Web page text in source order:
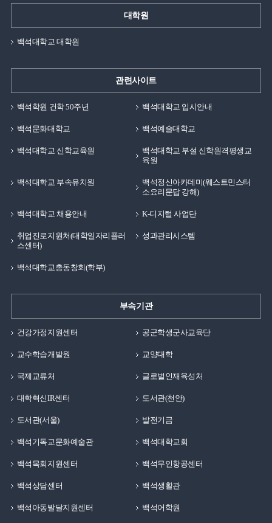
대학원
백석대학교 대학원
관련사이트
백석학원 건학 50주년 백석대학교 입시안내
백석문화대학교 백석예술대학교
백석대학교 신학교육원
백석대학교 부설 신학원격평생교
육원
백석대학교 부속유치원
백석정신아카데미(웨스트민스터
소요리문답 강해)
백석대학교 채용안내 K-디지털 사업단
취업진로지원처(대학일자리플러
스센터)
성과관리시스템
백석대학교총동창회(학부)
부속기관
건강가정지원센터 공군학생군사교육단
교수학습개발원 교양대학
국제교류처 글로벌인재육성처
대학혁신IR센터 도서관(천안)
도서관(서울) 발전기금
백석기독교문화예술관 백석대학교회
백석목회지원센터 백석무인항공센터
백석상담센터 백석생활관
백석아동발달지원센터 백석어학원